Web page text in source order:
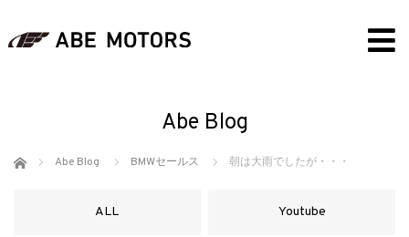
Abe Blog
ホーム Abe Blog BMWセールス 朝は大雨でしたが・・・
ALL Youtube